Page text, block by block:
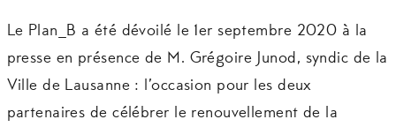
Le Plan_B a été dévoilé le 1er septembre 2020 à la
presse en présence de M. Grégoire Junod, syndic de la
Ville de Lausanne : l’occasion pour les deux
partenaires de célébrer le renouvellement de la